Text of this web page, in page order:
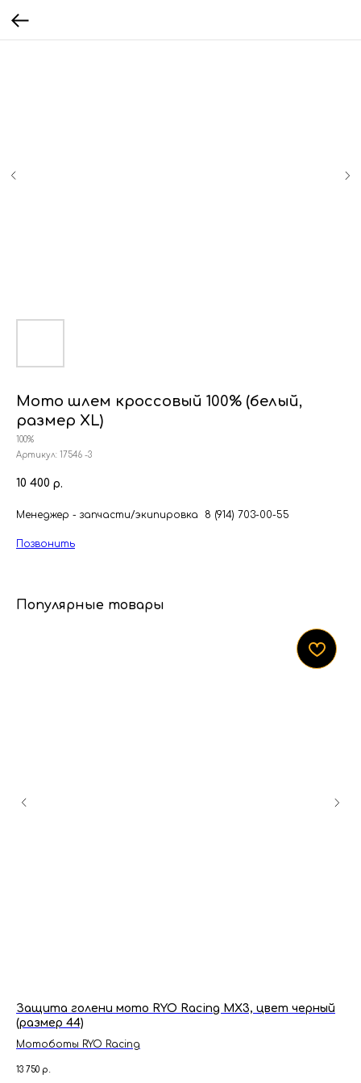
Мото шлем кроссовый 100% (белый,
размер XL)
100%
Артикул: 17546 -3
10 400 р.
Менеджер - запчасти/экипировка 8 (914) 703-00-55
Позвонить
Популярные товары
Защита голени мото RYO Racing MX3, цвет черный
(размер 44)
Mотоботы RYO Racing
13 750 р.